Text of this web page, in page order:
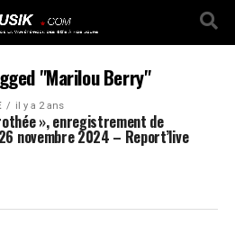
"Marilou Berry"
il y a 2 ans
», enregistrement de
novembre 2024 – Report’live